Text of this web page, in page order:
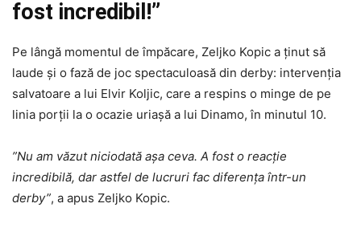
fost incredibil!”
Pe lângă momentul de împăcare, Zeljko Kopic a ținut să
laude și o fază de joc spectaculoasă din derby: intervenția
salvatoare a lui Elvir Koljic, care a respins o minge de pe
linia porții la o ocazie uriașă a lui Dinamo, în minutul 10.
”Nu am văzut niciodată așa ceva. A fost o reacție
incredibilă, dar astfel de lucruri fac diferența într-un
derby”, a apus Zeljko Kopic.